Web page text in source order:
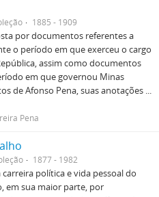
1885 - 1909
por documentos referentes a
o período em que exerceu o cargo
assim como documentos
em que governou Minas
de Afonso Pena, suas anotações ...
Pena
1877 - 1982
política e vida pessoal do
em sua maior parte, por